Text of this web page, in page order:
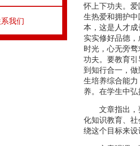
我们
怀上下功夫。
生热爱和拥护
本，这是人才
实实修好品德
时光，心无旁
功夫。要教育
到知行合一，
生培养综合能
养。在学生中弘
文章指出
化知识教育、
绕这个目标来